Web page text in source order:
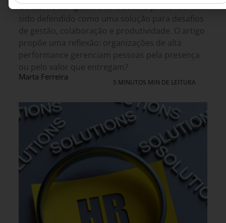
O retorno obrigatório ao trabalho presencial tem
sido defendido como uma solução para desafios
de gestão, colaboração e produtividade. O artigo
propõe uma reflexão: organizações de alta
performance gerenciam pessoas pela presença
ou pelo valor que entregam?
Marta Ferreira
5 MINUTOS MIN DE LEITURA